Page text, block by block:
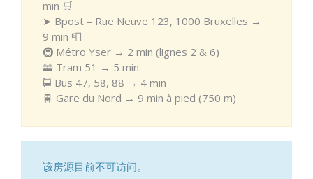
min 🛒
➤ Bpost – Rue Neuve 123, 1000 Bruxelles →
9 min 📮
🚇 Métro Yser → 2 min (lignes 2 & 6)
🚋 Tram 51 → 5 min
🚍 Bus 47, 58, 88 → 4 min
🚆 Gare du Nord → 9 min à pied (750 m)
该房源目前不可访问。